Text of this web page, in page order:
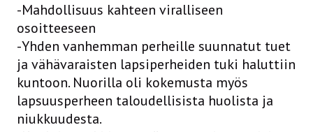
-Mahdollisuus kahteen viralliseen
osoitteeseen
-Yhden vanhemman perheille suunnatut tuet
ja vähävaraisten lapsiperheiden tuki haluttiin
kuntoon. Nuorilla oli kokemusta myös
lapsuusperheen taloudellisista huolista ja
niukkuudesta.